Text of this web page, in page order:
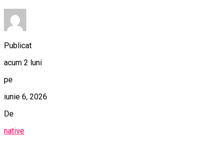
Publicat
acum 2 luni
pe
iunie 6, 2026
De
native